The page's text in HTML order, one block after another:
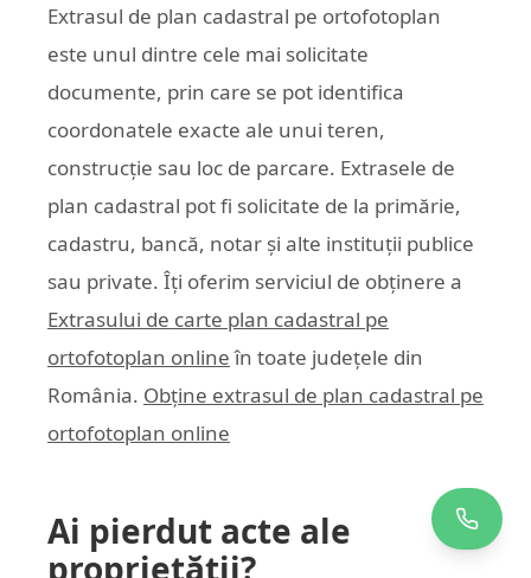
Extrasul de plan cadastral pe ortofotoplan
este unul dintre cele mai solicitate
documente, prin care se pot identifica
coordonatele exacte ale unui teren,
construcție sau loc de parcare. Extrasele de
plan cadastral pot fi solicitate de la primărie,
cadastru, bancă, notar și alte instituții publice
sau private. Îți oferim serviciul de obținere a
Extrasului de carte plan cadastral pe
ortofotoplan online în toate județele din
România. Obține extrasul de plan cadastral pe
ortofotoplan online
Ai pierdut acte ale
proprietății?